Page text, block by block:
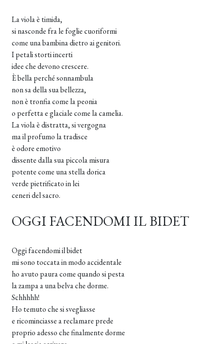
La viola è timida,
si nasconde fra le foglie cuoriformi
come una bambina dietro ai genitori.
I petali storti incerti
idee che devono crescere.
È bella perché sonnambula
non sa della sua bellezza,
non è tronfia come la peonia
o perfetta e glaciale come la camelia.
La viola è distratta, si vergogna
ma il profumo la tradisce
è odore emotivo
dissente dalla sua piccola misura
potente come una stella dorica
verde pietrificato in lei
ceneri del sacro.
OGGI FACENDOMI IL BIDET
Oggi facendomi il bidet
mi sono toccata in modo accidentale
ho avuto paura come quando si pesta
la zampa a una belva che dorme.
Schhhhh!
Ho temuto che si svegliasse
e ricominciasse a reclamare prede
proprio adesso che finalmente dorme